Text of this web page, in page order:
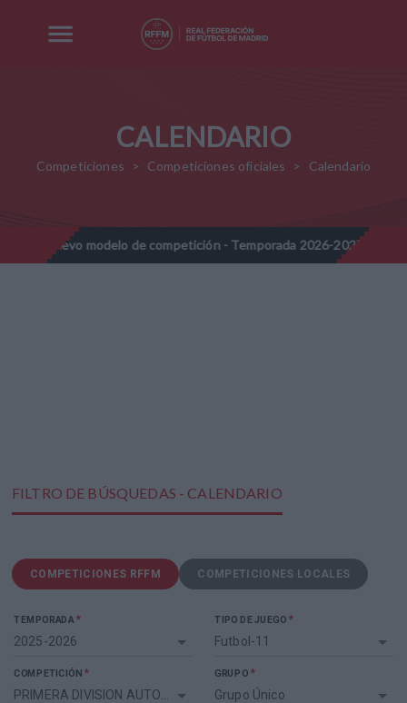
CALENDARIO
Competiciones Competiciones oficiales Calendario
de competición - Temporada 2026-2027 // Nota
FILTRO DE BÚSQUEDAS - CALENDARIO
COMPETICIONES RFFM COMPETICIONES LOCALES
TEMPORADA*
2025-2026
TIPO DE JUEGO *
Futbol-11
COMPETICIÓN * GRUPO *
Grupo Único